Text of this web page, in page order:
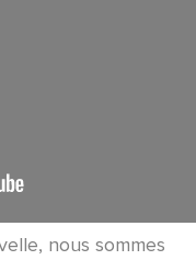
nous sommes